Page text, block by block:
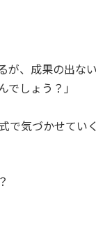
、成果の出な
でしょう？」
で気づかせていく